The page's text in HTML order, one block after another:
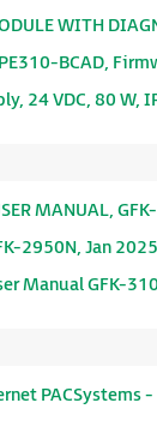
WITH
BCAD,
24 VDC, 80 W,
MANUAL,
2950N, Jan 2025
Manual GFK-
PACSystems